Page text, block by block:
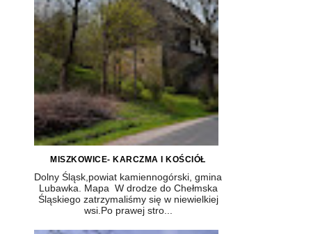
MISZKOWICE- KARCZMA I KOŚCIÓŁ
Dolny Śląsk,powiat kamiennogórski, gmina
Lubawka. Mapa W drodze do Chełmska
Śląskiego zatrzymaliśmy się w niewielkiej
wsi.Po prawej stro...